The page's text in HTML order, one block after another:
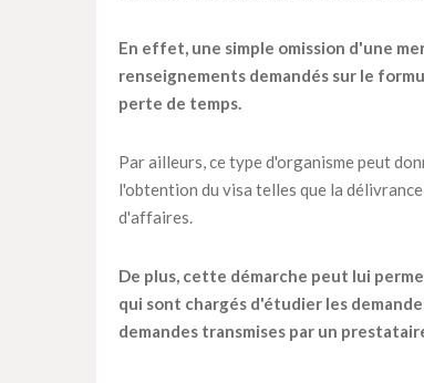
En effet, une simple omission d'une
renseignements demandés sur le
perte de temps.
Par ailleurs, ce type d'organisme peut
l'obtention du visa telles que la
d'affaires.
De plus, cette démarche peut lui
qui sont chargés d'étudier les
demandes transmises par un